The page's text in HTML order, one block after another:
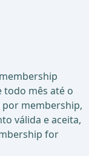
mês até o
membership,
válida e aceita,
for